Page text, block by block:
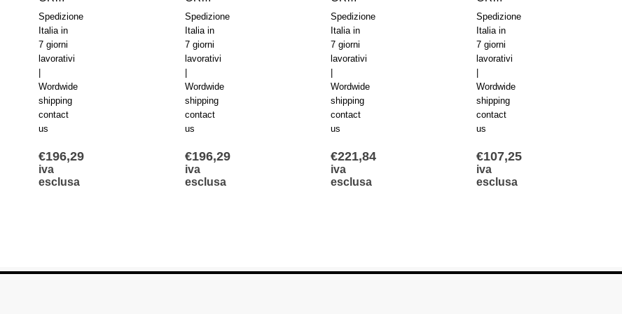
Spedizione
Italia in
7 giorni
lavorativi
Wordwide
shipping
contact
us
€196,29
iva
esclusa
Spedizione
Italia in
7 giorni
lavorativi
Wordwide
shipping
contact
us
€196,29
iva
esclusa
Spedizione
Italia in
7 giorni
lavorativi
Wordwide
shipping
contact
us
€221,84
iva
esclusa
Spedizione
Italia in
7 giorni
lavorativi
Wordwide
shipping
contact
us
€107,25
iva
esclusa